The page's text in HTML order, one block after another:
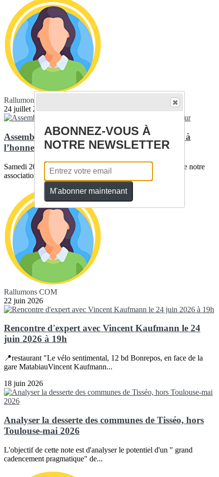
Rallumons COM
24 juillet 2026
Assemblée Générale 2026 : l’étoile ferroviaire à
l’honneur
Samedi 20 juin avait lieu l’Assemblée Générale annuelle de notre
association, au lycée Simone de...
Rallumons COM
22 juin 2026
Rencontre d'expert avec Vincent Kaufmann le 24
juin 2026 à 19h
📍restaurant "Le vélo sentimental, 12 bd Bonrepos, en face de la
gare MatabiauVincent Kaufmann...
18 juin 2026
Analyser la desserte des communes de Tisséo, hors
Toulouse-mai 2026
L'objectif de cette note est d'analyser le potentiel d'un " grand
cadencement pragmatique" de...
ABONNEZ-VOUS À
NOTRE NEWSLETTER
M'abonner maintenant